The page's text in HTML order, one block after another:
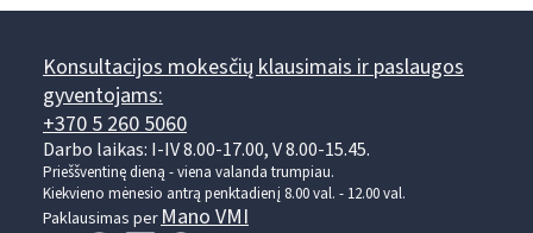
Konsultacijos mokesčių klausimais ir paslaugos
gyventojams:
+370 5 260 5060
Darbo laikas: I-IV 8.00-17.00, V 8.00-15.45.
Prieššventinę dieną - viena valanda trumpiau.
Kiekvieno mėnesio antrą penktadienį 8.00 val. - 12.00 val.
Paklausimas per Mano VMI